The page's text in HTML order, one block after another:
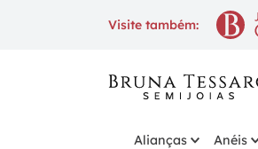
Visite também:
10% OFF na 1ª
Alianças Anéis